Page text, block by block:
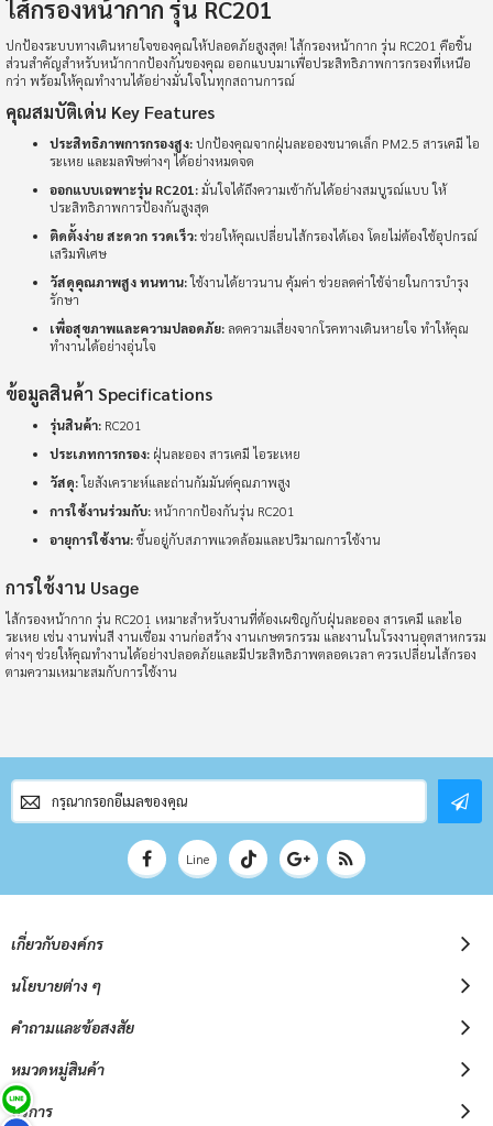
ไส้กรองหน้ากาก รุ่น RC201
ปกป้องระบบทางเดินหายใจของคุณให้ปลอดภัยสูงสุด! ไส้กรองหน้ากาก รุ่น RC201 คือชิ้น
ส่วนสำคัญสำหรับหน้ากากป้องกันของคุณ ออกแบบมาเพื่อประสิทธิภาพการกรองที่เหนือ
กว่า พร้อมให้คุณทำงานได้อย่างมั่นใจในทุกสถานการณ์
คุณสมบัติเด่น Key Features
ประสิทธิภาพการกรองสูง:ปกป้องคุณจากฝุ่นละอองขนาดเล็ก PM2.5 สารเคมี ไอ
ระเหย และมลพิษต่างๆ ได้อย่างหมดจด
ออกแบบเฉพาะรุ่น RC201:มั่นใจได้ถึงความเข้ากันได้อย่างสมบูรณ์แบบ ให้
ประสิทธิภาพการป้องกันสูงสุด
ติดตั้งง่าย สะดวก รวดเร็ว:ช่วยให้คุณเปลี่ยนไส้กรองได้เอง โดยไม่ต้องใช้อุปกรณ์
เสริมพิเศษ
วัสดุคุณภาพสูง ทนทาน:ใช้งานได้ยาวนาน คุ้มค่า ช่วยลดค่าใช้จ่ายในการบำรุง
รักษา
เพื่อสุขภาพและความปลอดภัย:ลดความเสี่ยงจากโรคทางเดินหายใจ ทำให้คุณ
ทำงานได้อย่างอุ่นใจ
ข้อมูลสินค้า Specifications
รุ่นสินค้า: RC201
ประเภทการกรอง: ฝุ่นละออง สารเคมี ไอระเหย
วัสดุ:ใยสังเคราะห์และถ่านกัมมันต์คุณภาพสูง
การใช้งานร่วมกับ:หน้ากากป้องกันรุ่น RC201
อายุการใช้งาน:ขึ้นอยู่กับสภาพแวดล้อมและปริมาณการใช้งาน
การใช้งาน Usage
ไส้กรองหน้ากาก รุ่น RC201 เหมาะสำหรับงานที่ต้องเผชิญกับฝุ่นละออง สารเคมี และไอ
ระเหย เช่น งานพ่นสี งานเชื่อม งานก่อสร้าง งานเกษตรกรรม และงานในโรงงานอุตสาหกรรม
ต่างๆ ช่วยให้คุณทำงานได้อย่างปลอดภัยและมีประสิทธิภาพตลอดเวลา ควรเปลี่ยนไส้กรอง
ตามความเหมาะสมกับการใช้งาน
สมัคร
สมาชิก
จดหมาย
Line
เกี่ยวกับองค์กร
นโยบายต่าง ๆ
คำถามและข้อสงสัย
หมวดหมู่สินค้า
บริการ